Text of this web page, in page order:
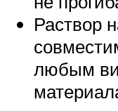
Раствор
любым